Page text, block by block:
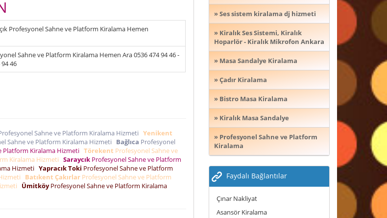
Profesyonel Sahne ve Platform Kiralama Hemen
Sahne ve Platform Kiralama Hemen Ara 0536 474 94 46 -
46
Sahne ve Platform Kiralama Hizmeti Yenikent
Sahne ve Platform Kiralama Hizmeti Bağlıca Profesyonel
Platform Kiralama Hizmeti Törekent Profesyonel Sahne ve
Kiralama Hizmeti Saraycık Profesyonel Sahne ve Platform
Hizmeti Yapracık Toki Profesyonel Sahne ve Platform
Batıkent Çakırlar Profesyonel Sahne ve Platform
ÜmitköyProfesyonel Sahne ve Platform Kiralama
» Ses sistem kiralama dj hizmeti
» Kiralık Ses Sistemi, Kiralık
Hoparlör - Kiralık Mikrofon Ankara
» Masa Sandalye Kiralama
» Çadır Kiralama
» Bistro Masa Kiralama
» Kiralık Masa Sandalye
» Profesyonel Sahne ve Platform
Kiralama
Faydalı Bağlantılar
Çınar Nakliyat
Asansör Kiralama